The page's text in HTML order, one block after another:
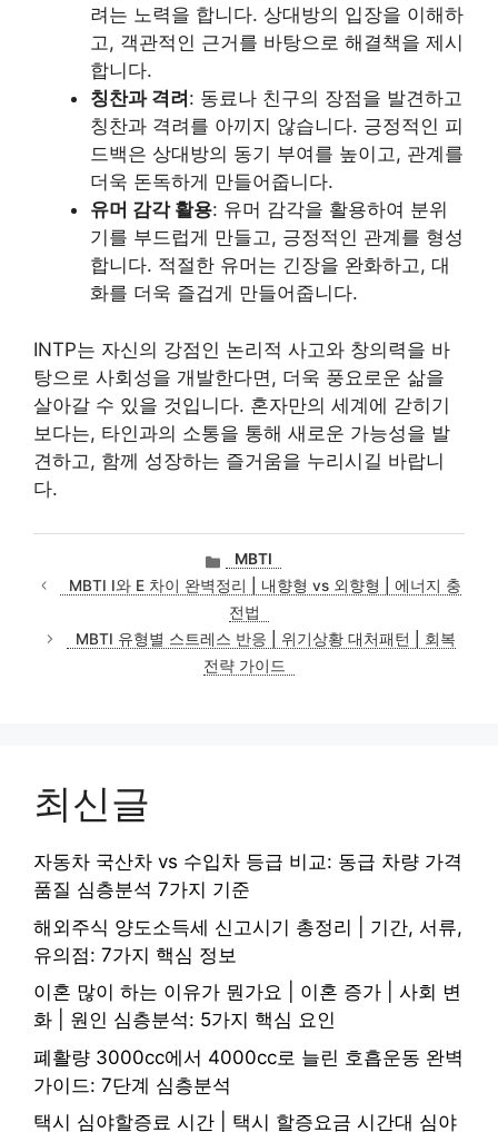
려는 노력을 합니다. 상대방의 입장을 이해하
고, 객관적인 근거를 바탕으로 해결책을 제시
합니다.
칭찬과 격려 : 동료나 친구의 장점을 발견하고
칭찬과 격려를 아끼지 않습니다. 긍정적인 피
드백은 상대방의 동기 부여를 높이고, 관계를
더욱 돈독하게 만들어줍니다.
유머 감각 활용: 유머 감각을 활용하여 분위
기를 부드럽게 만들고, 긍정적인 관계를 형성
합니다. 적절한 유머는 긴장을 완화하고, 대
화를 더욱 즐겁게 만들어줍니다.
INTP는 자신의 강점인 논리적 사고와 창의력을 바
탕으로 사회성을 개발한다면, 더욱 풍요로운 삶을
살아갈 수 있을 것입니다. 혼자만의 세계에 갇히기
보다는, 타인과의 소통을 통해 새로운 가능성을 발
견하고, 함께 성장하는 즐거움을 누리시길 바랍니
다.
카
테
고
리
MBTI
MBTI I와 E 차이 완벽정리 | 내향형 vs 외향형 | 에너지 충
전법
MBTI 유형별 스트레스 반응 | 위기상황 대처패턴 | 회복
전략 가이드
최신글
자동차 국산차 vs 수입차 등급 비교: 동급 차량 가격
품질 심층분석 7가지 기준
해외주식 양도소득세 신고시기 총정리 | 기간, 서류,
유의점: 7가지 핵심 정보
이혼 많이 하는 이유가 뭔가요 | 이혼 증가 | 사회 변
화 | 원인 심층분석: 5가지 핵심 요인
폐활량 3000cc에서 4000cc로 늘린 호흡운동 완벽
가이드: 7단계 심층분석
택시 심야할증료 시간 | 택시 할증요금 시간대 심야